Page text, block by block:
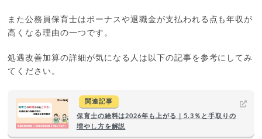
また公務員保育士はボーナスや退職金が支払われる点も年収が
高くなる理由の一つです。
処遇改善加算の詳細が気になる人は以下の記事を参考にしてみ
てください。
関連記事
保育士の給料は2026年も上がる｜5.3％と手取りの
増やし方を解説